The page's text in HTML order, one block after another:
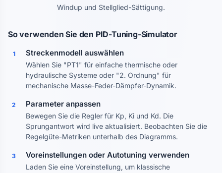
Windup und Stellglied-Sättigung.
So verwenden Sie den PID-Tuning-Simulator
1 Streckenmodell auswählen
Wählen Sie "PT1" für einfache thermische oder
hydraulische Systeme oder "2. Ordnung" für
mechanische Masse-Feder-Dämpfer-Dynamik.
2 Parameter anpassen
Bewegen Sie die Regler für Kp, Ki und Kd. Die
Sprungantwort wird live aktualisiert. Beobachten Sie die
Regelgüte-Metriken unterhalb des Diagramms.
3 Voreinstellungen oder Autotuning verwenden
Laden Sie eine Voreinstellung, um klassische